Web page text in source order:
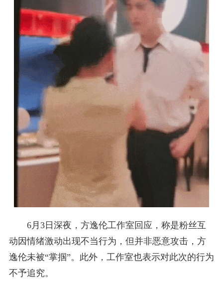
6月3日深夜，方逸伦工作室回应，称是粉丝互
动因情绪激动出现不当行为，但并非恶意攻击，方
逸伦未被“掌掴”。此外，工作室也表示对此次的行为
不予追究。